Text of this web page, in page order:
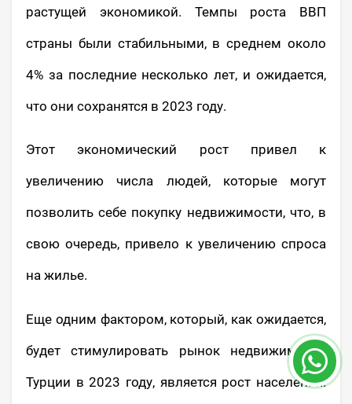
растущей экономикой. Темпы роста ВВП
страны были стабильными, в среднем около
4% за последние несколько лет, и ожидается,
что они сохранятся в 2023 году.
Этот экономический рост привел к
увеличению числа людей, которые могут
позволить себе покупку недвижимости, что, в
свою очередь, привело к увеличению спроса
на жилье.
Еще одним фактором, который, как ожидается,
будет стимулировать рынок недвижимости
Турции в 2023 году, является рост населения.